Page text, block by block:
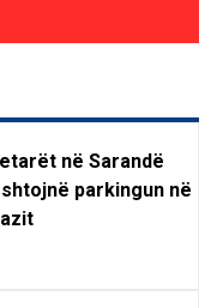
në Sarandë
parkingun në